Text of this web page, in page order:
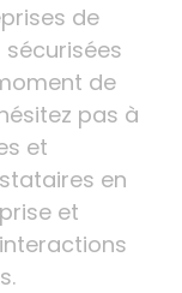
de
de
pas à
et
en
et